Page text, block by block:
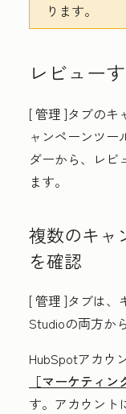
ります。
レビュー
[管理 ]タブのキ
ャンペーンツー
ダーから、レビ
ます。
複数のキャ
を確認
[管理 ]タブは、
Studioの両方か
HubSpotアカウ
［マーケティン
す。アカウント